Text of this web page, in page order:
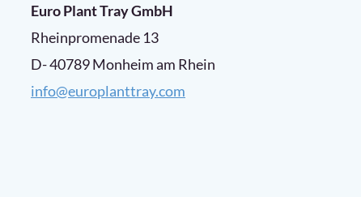
Euro Plant Tray GmbH
Rheinpromenade 13
D- 40789 Monheim am Rhein
info@europlanttray.com